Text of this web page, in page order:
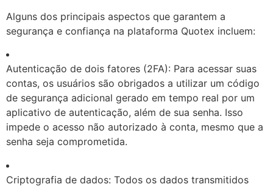
Alguns dos principais aspectos que garantem a
segurança e confiança na plataforma Quotex incluem:
Autenticação de dois fatores (2FA): Para acessar suas
contas, os usuários são obrigados a utilizar um código
de segurança adicional gerado em tempo real por um
aplicativo de autenticação, além de sua senha. Isso
impede o acesso não autorizado à conta, mesmo que a
senha seja comprometida.
Criptografia de dados: Todos os dados transmitidos